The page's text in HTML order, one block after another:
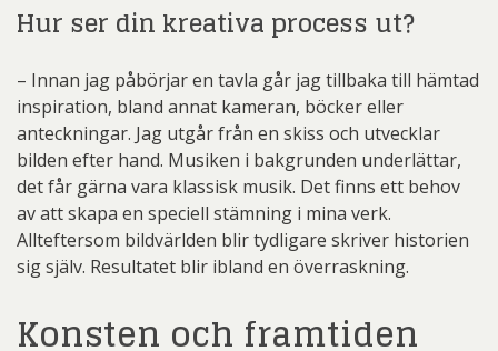
Hur ser din kreativa process ut?
– Innan jag påbörjar en tavla går jag tillbaka till hämtad
inspiration, bland annat kameran, böcker eller
anteckningar. Jag utgår från en skiss och utvecklar
bilden efter hand. Musiken i bakgrunden underlättar,
det får gärna vara klassisk musik. Det finns ett behov
av att skapa en speciell stämning i mina verk.
Allteftersom bildvärlden blir tydligare skriver historien
sig själv. Resultatet blir ibland en överraskning.
Konsten och framtiden